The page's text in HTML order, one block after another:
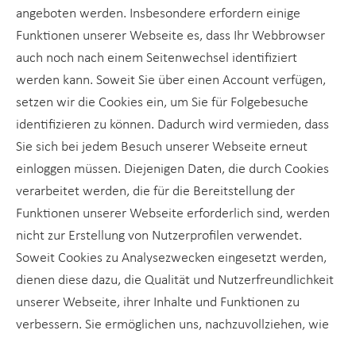
angeboten werden. Insbesondere erfordern einige
Funktionen unserer Webseite es, dass Ihr Webbrowser
auch noch nach einem Seitenwechsel identifiziert
werden kann. Soweit Sie über einen Account verfügen,
setzen wir die Cookies ein, um Sie für Folgebesuche
identifizieren zu können. Dadurch wird vermieden, dass
Sie sich bei jedem Besuch unserer Webseite erneut
einloggen müssen. Diejenigen Daten, die durch Cookies
verarbeitet werden, die für die Bereitstellung der
Funktionen unserer Webseite erforderlich sind, werden
nicht zur Erstellung von Nutzerprofilen verwendet.
Soweit Cookies zu Analysezwecken eingesetzt werden,
dienen diese dazu, die Qualität und Nutzerfreundlichkeit
unserer Webseite, ihrer Inhalte und Funktionen zu
verbessern. Sie ermöglichen uns, nachzuvollziehen, wie